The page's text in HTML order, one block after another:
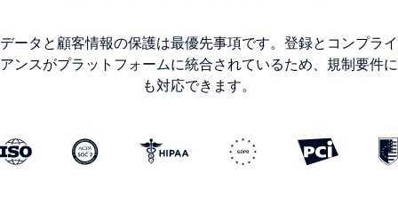
データと顧客情報の保護は最優先事項です。登録とコンプライ
アンスがプラットフォームに統合されているため、規制要件に
も対応できます。